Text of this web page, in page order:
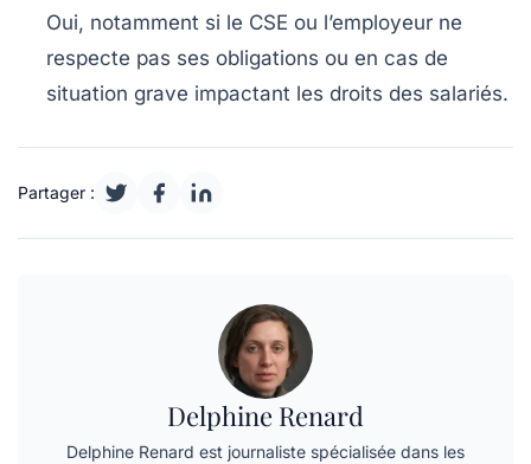
Oui, notamment si le CSE ou l’employeur ne
respecte pas ses obligations ou en cas de
situation grave impactant les droits des salariés.
Partager :
Delphine Renard
Delphine Renard est journaliste spécialisée dans les